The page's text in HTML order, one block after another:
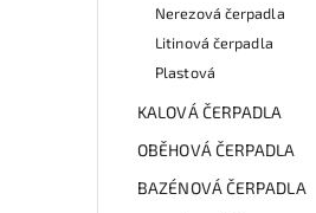
Nerezová čerpadla
Litinová čerpadla
Plastová
KALOVÁ ČERPADLA
OBĚHOVÁ ČERPADLA
BAZÉNOVÁ ČERPADLA